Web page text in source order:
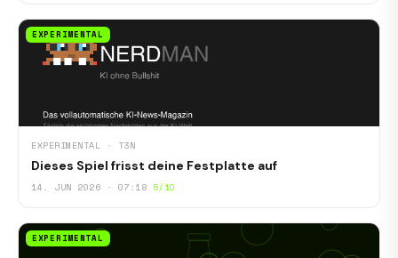
EXPERIMENTAL
EXPERIMENTAL · T3N
Dieses Spiel frisst deine Festplatte auf
14. JUN 2026 · 07:18 5/10
EXPERIMENTAL